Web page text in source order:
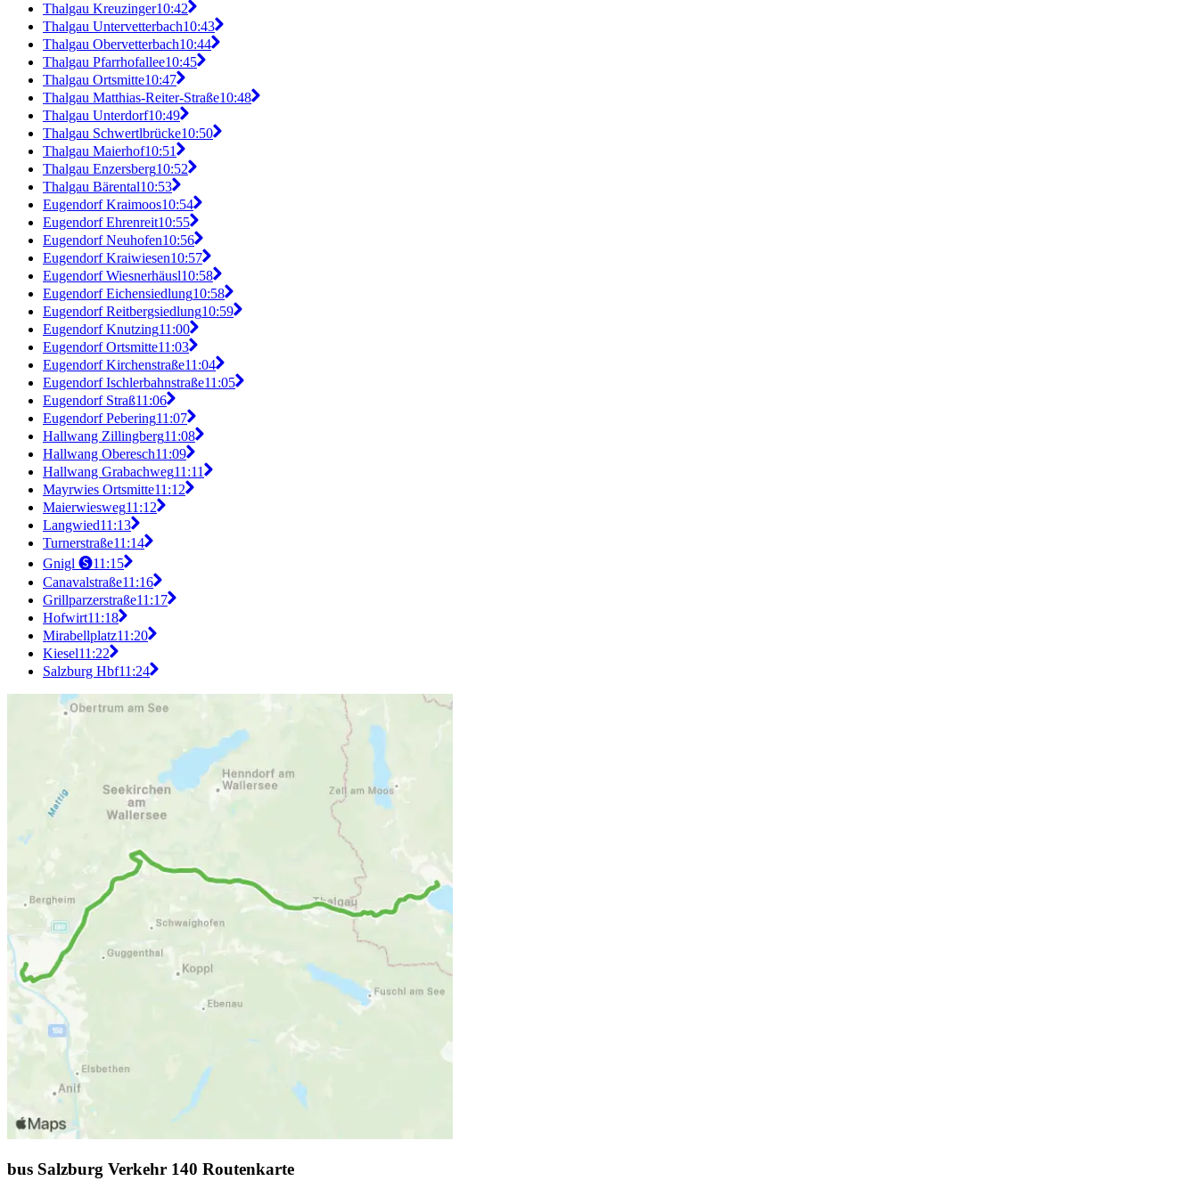
Thalgau Kreuzinger10:42
Thalgau Untervetterbach10:43
Thalgau Obervetterbach10:44
Thalgau Pfarrhofallee10:45
Thalgau Ortsmitte10:47
Thalgau Matthias-Reiter-Straße10:48
Thalgau Unterdorf10:49
Thalgau Schwertlbrücke10:50
Thalgau Maierhof10:51
Thalgau Enzersberg10:52
Thalgau Bärental10:53
Eugendorf Kraimoos10:54
Eugendorf Ehrenreit10:55
Eugendorf Neuhofen10:56
Eugendorf Kraiwiesen10:57
Eugendorf Wiesnerhäusl10:58
Eugendorf Eichensiedlung10:58
Eugendorf Reitbergsiedlung10:59
Eugendorf Knutzing11:00
Eugendorf Ortsmitte11:03
Eugendorf Kirchenstraße11:04
Eugendorf Ischlerbahnstraße11:05
Eugendorf Straß11:06
Eugendorf Pebering11:07
Hallwang Zillingberg11:08
Hallwang Oberesch11:09
Hallwang Grabachweg11:11
Mayrwies Ortsmitte11:12
Maierwiesweg11:12
Langwied11:13
Turnerstraße11:14
Gnigl 🅢11:15
Canavalstraße11:16
Grillparzerstraße11:17
Hofwirt11:18
Mirabellplatz11:20
Kiesel11:22
Salzburg Hbf11:24
bus Salzburg Verkehr 140 Routenkarte